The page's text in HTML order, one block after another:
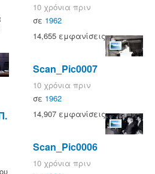
10 χρόνια πριν
σε 1962
14,655 εμφανίσεις
Scan_Pic0007
10 χρόνια πριν
σε 1962
14,907 εμφανίσεις
Scan_Pic0006
10 χρόνια πριν